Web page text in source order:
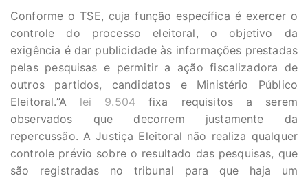
Conforme o TSE, cuja função específica é exercer o
controle do processo eleitoral, o objetivo da
exigência é dar publicidade às informações prestadas
pelas pesquisas e permitir a ação fiscalizadora de
outros partidos, candidatos e Ministério Público
Eleitoral.”A lei 9.504 fixa requisitos a serem
observados que decorrem justamente da
repercussão. A Justiça Eleitoral não realiza qualquer
controle prévio sobre o resultado das pesquisas, que
são registradas no tribunal para que haja um